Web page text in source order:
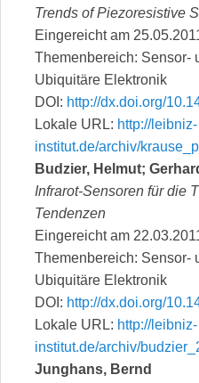
Trends of Piezoresistive
Eingereicht am
Themenbereich: Sensor-
Ubiquitäre Elektronik
DOI: http://dx.doi.org/
Lokale URL: http://leibniz-
institut.de/archiv/
Budzier, Helmut;
Infrarot-Sensoren für die
Tendenzen
Eingereicht am
Themenbereich: Sensor-
Ubiquitäre Elektronik
DOI: http://dx.doi.org/
Lokale URL: http://leibniz-
institut.de/archiv/
Junghans, Bernd